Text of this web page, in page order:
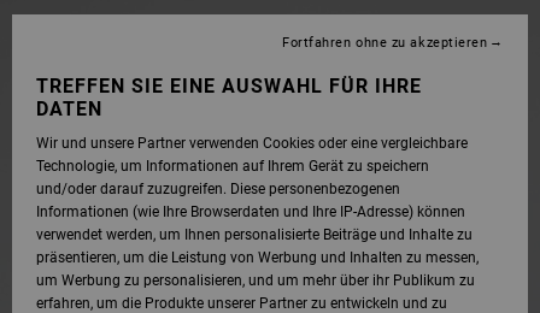
TREFFEN SIE EINE AUSWAHL FÜR IHRE
DATEN
Wir und unsere Partner verwenden Cookies oder eine vergleichbare
Technologie, um Informationen auf Ihrem Gerät zu speichern
und/oder darauf zuzugreifen. Diese personenbezogenen
Informationen (wie Ihre Browserdaten und Ihre IP-Adresse) können
verwendet werden, um Ihnen personalisierte Beiträge und Inhalte zu
präsentieren, um die Leistung von Werbung und Inhalten zu messen,
um Werbung zu personalisieren, und um mehr über ihr Publikum zu
erfahren, um die Produkte unserer Partner zu entwickeln und zu
Fortfahren ohne zu akzeptieren